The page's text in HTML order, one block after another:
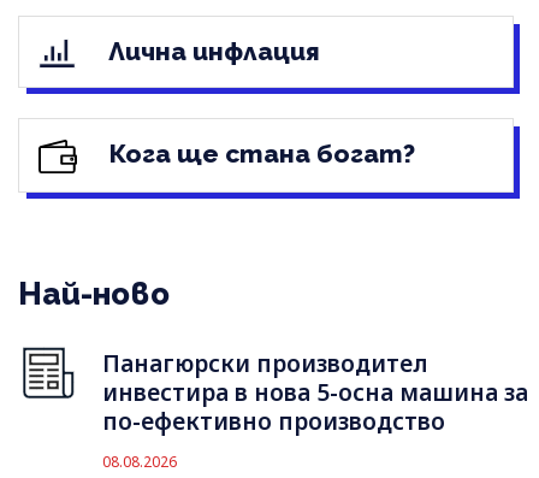
Лична инфлация
Кога ще стана богат?
Най-ново
Панагюрски производител
инвестира в нова 5-осна машина за
по-ефективно производство
08.08.2026